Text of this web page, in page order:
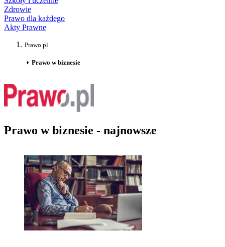
Zdrowie
Prawo dla każdego
Akty Prawne
Prawo.pl
Prawo w biznesie
Prawo w biznesie - najnowsze